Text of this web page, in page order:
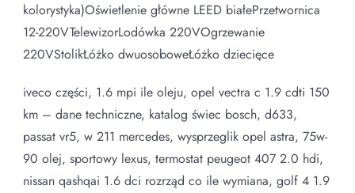
kolorystyka)Oświetlenie główne LEED białePrzetwornica
12-220VTelewizorLodówka 220VOgrzewanie
220VStolikŁóżko dwuosoboweŁóżko dziecięce
iveco części, 1.6 mpi ile oleju, opel vectra c 1.9 cdti 150
km – dane techniczne, katalog świec bosch, d633,
passat vr5, w 211 mercedes, wysprzeglik opel astra, 75w-
90 olej, sportowy lexus, termostat peugeot 407 2.0 hdi,
nissan qashqai 1.6 dci rozrząd co ile wymiana, golf 4 1.9